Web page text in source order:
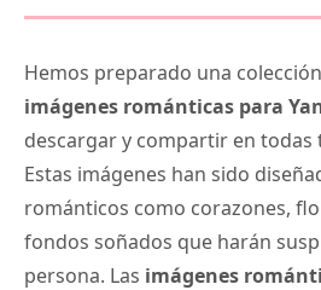
Hemos preparado una
imágenes románticas para
descargar y compartir en todas
Estas imágenes han sido
románticos como corazones,
fondos soñados que harán
persona. Las imágenes